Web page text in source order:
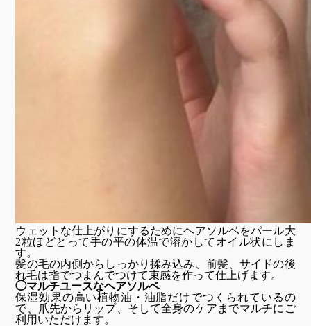
ウェットな仕上がりにするためにヘアソルベをパール大
2粒ほどとって手の平の体温で溶かしてオイル状にしま
す。
髪の毛の内側からしっかり揉み込み、前髪、サイドの後
れ毛は指でつまんでつけて束感を作って仕上げます。
◯マルチユースなヘアソルベ
保湿効果の高い植物油・油脂だけでつくられているの
で、爪先からリップ、そして全身のケアまでマルチにご
利用いただけます。